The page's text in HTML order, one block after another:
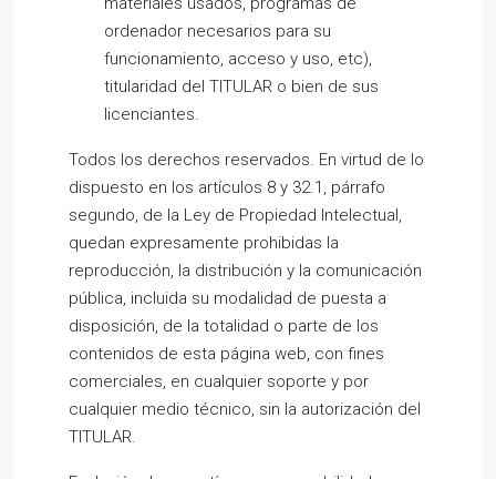
ordenador necesarios para su
funcionamiento, acceso y uso, etc),
titularidad del TITULAR o bien de sus
licenciantes.
Todos los derechos reservados. En virtud de lo
dispuesto en los artículos 8 y 32.1, párrafo
segundo, de la Ley de Propiedad Intelectual,
quedan expresamente prohibidas la
reproducción, la distribución y la comunicación
pública, incluida su modalidad de puesta a
disposición, de la totalidad o parte de los
contenidos de esta página web, con fines
comerciales, en cualquier soporte y por
cualquier medio técnico, sin la autorización del
TITULAR.